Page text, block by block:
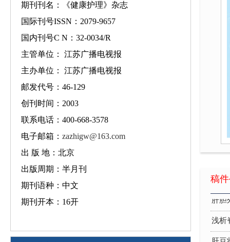
稿
创伤
骨
肝胆
浅析
肝豆
期刊刊名：《健康护理》杂志
国际刊号ISSN：2079-9657
国内刊号C N：32-0034/R
主管单位： 江苏广播电视报
主办单位： 江苏广播电视报
邮发代号：46-129
创刊时间：2003
联系电话：400-668-3578
电子邮箱： zazhigw@163.com
出 版 地：北京
出版周期：半月刊
期刊语种：中文
期刊开本：16开